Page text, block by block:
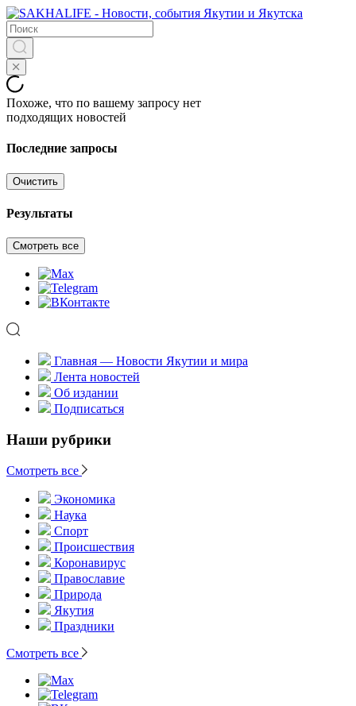
Похоже, что по вашему запросу нет
подходящих новостей
Последние запросы
Очистить
Результаты
Смотреть все
Главная — Новости Якутии и мира
Лента новостей
Об издании
Подписаться
Наши рубрики
Смотреть все
Экономика
Наука
Спорт
Происшествия
Коронавирус
Православие
Природа
Якутия
Праздники
Смотреть все